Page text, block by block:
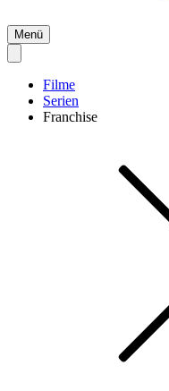
Menü
Filme
Serien
Franchise